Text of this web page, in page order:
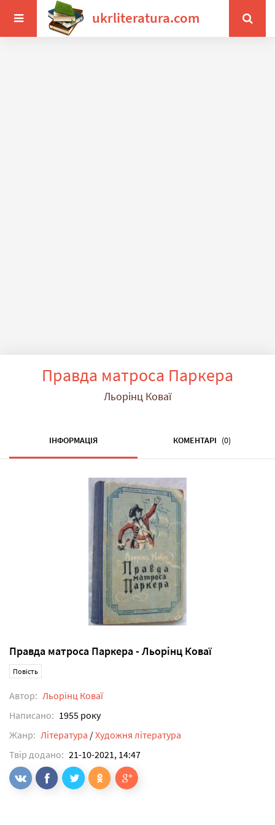
ukrliteratura.com
Правда матроса Паркера
Льорінц Коваї
ІНФОРМАЦІЯ КОМЕНТАРІ (0)
Правда матроса Паркера - Льорінц Коваї
Повість
Автор: Льорінц Коваї
Написано: 1955 року
Жанр: Література /Художня література
Твір додано: 21-10-2021, 14:47